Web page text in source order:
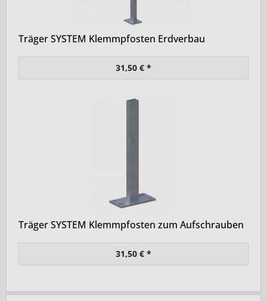
Träger SYSTEM Klemmpfosten Erdverbau
31,50 € *
Träger SYSTEM Klemmpfosten zum Aufschrauben
31,50 € *